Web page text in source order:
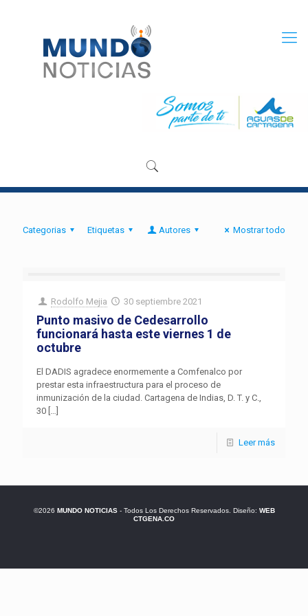
Categorias Etiquetas Autores Mostrar todo
Rodolfo Mejia 30 septiembre 2021
Punto masivo de Cedesarrollo
funcionará hasta este viernes 1 de
octubre
El DADIS agradece enormemente a Comfenalco por
prestar esta infraestructura para el proceso de
inmunización de la ciudad. Cartagena de Indias, D. T. y C.,
30 […]
Leer más
©2026 MUNDO NOTICIAS- Todos Los Derechos Reservados. Diseño: WEB
CTGENA.CO